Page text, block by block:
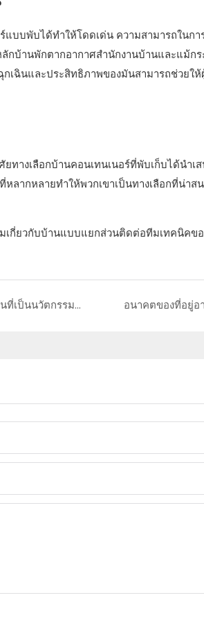
บบพับได้ทำให้โดดเด่น ความสามารถในกา
กบ้านพักตากอากาศสำนักงานบ้านและแม้
กเฉินและประสิทธิภาพของมันสามารถช่วย
างเลือกบ้านคอนเทนเนอร์ที่พับเก็บได้นำเ
หลากหลายทำให้พวกเขาเป็นทางเลือกที่น่า
เกี่ยวกับบ้านแบบแยกส่วนติดต่อทีมเทคนิคข
กรณีศึกษา: อาคารเหล็กแบบแยกส่วนที่เป็นนวัตกรรมสำหรับพื้นที่ทำงานที่ทันสมัย